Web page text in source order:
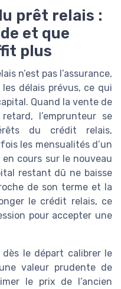
prêt relais :
et que
plus
n’est pas l’assurance,
les délais prévus, ce qui
Quand la vente de
l’emprunteur se
du crédit relais,
les mensualités d’un
cours sur le nouveau
restant dû ne baisse
de son terme et la
le crédit relais, ce
pour accepter une
le départ calibrer le
valeur prudente de
le prix de l’ancien